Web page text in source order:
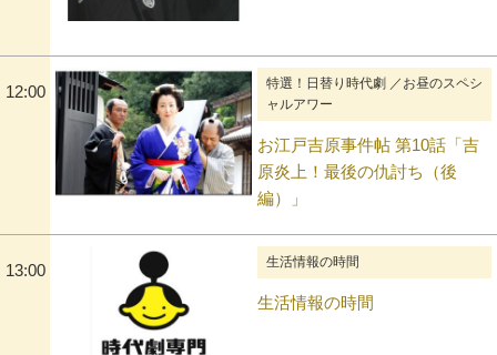
12:00
特選！日替り時代劇 ／お昼のスペシ
ャルアワー
お江戸吉原事件帖 第10話「吉
原炎上！最後の仇討ち（後
編）」
13:00 生活情報の時間
生活情報の時間